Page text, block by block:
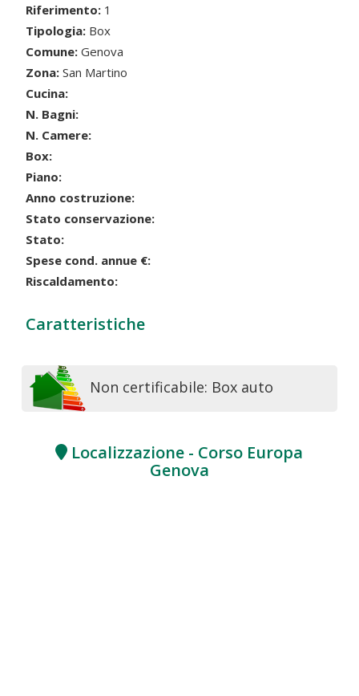
Riferimento: 1
Tipologia: Box
Comune: Genova
Zona: San Martino
Cucina:
N. Bagni:
N. Camere:
Box:
Piano:
Anno costruzione:
Stato conservazione:
Stato:
Spese cond. annue €:
Riscaldamento:
Caratteristiche
Non certificabile: Box auto
Localizzazione - Corso Europa
Genova